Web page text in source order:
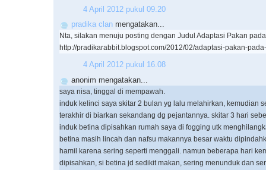
4 April 2012 pukul 09.20
pradika clan mengatakan...
Nta, silakan menuju posting dengan Judul Adaptasi Pakan
http://pradikarabbit.blogspot.com/2012/02/adaptasi-pakan-
4 April 2012 pukul 16.08
anonim mengatakan...
saya nisa, tinggal di mempawah.
induk kelinci saya skitar 2 bulan yg lalu melahirkan, kemudian
terakhir di biarkan sekandang dg pejantannya. skitar 3 hari
induk betina dipisahkan rumah saya di fogging utk
betina masih lincah dan nafsu makannya besar waktu
hamil karena sering seperti menggali. namun beberapa hari
dipisahkan, si betina jd sedikit makan, sering menunduk dan